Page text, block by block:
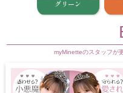
グリーン
myMinetteのスタッフが